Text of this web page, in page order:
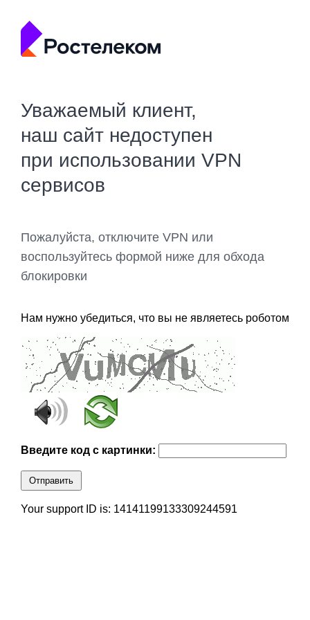
Уважаемый клиент,
наш сайт недоступен
при использовании VPN
сервисов
Пожалуйста, отключите VPN или
воспользуйтесь формой ниже для обхода
блокировки
Нам нужно убедиться, что вы не являетесь роботом
Введите код с картинки:
Отправить
Your support ID is: 14141199133309244591